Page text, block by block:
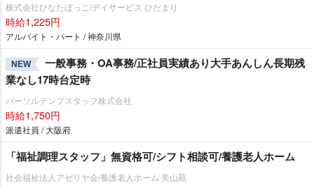
株式会社ひなたぼっこ/デイサービス ひだまり
時給1,225円
アルバイト・パート / 神奈川県
NEW
一般事務・OA事務/正社員実績あり大手あんしん長期残
業なし17時台定時
パーソルテンプスタッフ株式会社
時給1,750円
派遣社員 / 大阪府
「福祉調理スタッフ」無資格可/シフト相談可/養護老人ホーム
社会福祉法人アゼリヤ会/養護老人ホーム 美山苑